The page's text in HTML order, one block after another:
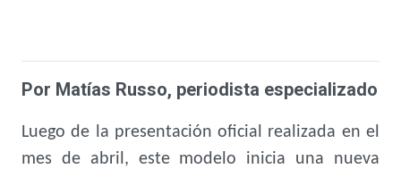
Por Matías Russo, periodista especializado
Luego de la presentación oficial realizada en el
mes de abril, este modelo inicia una nueva